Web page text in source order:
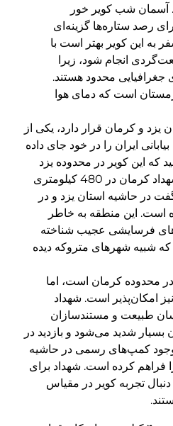
شب کویر خور
رصد ستاره‌ها گزینه‌ای
به این کویر بهتر است با
انجام شود، زیرا
جغرافیایی محدود هستند.
زمستان است که دمای هوا
یزد و کرمان قرار دارد، یکی از
ایران را در خود جای داده
که این کویر در محدوده یزد
نیست و در منطقه کلوت شهداد کرمان در 480 کیلومتری
در حاشیه استان یزد و در
است. این منطقه به خاطر
فرسایشی عجیب شناخته
شبیه شهرهای متروکه دیده
محدوده کرمان است، اما
امکان‌پذیر است. شهداد
طبیعت و مستندسازان
بسیار شدید می‌شود و بازدید در
کمپ‌های رسمی در حاشیه
فراهم کرده است. شهداد برای
تجربه کویر در مقیاس